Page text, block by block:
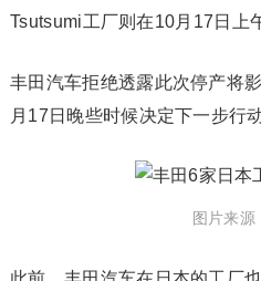
Tsutsumi工厂则在10月17日上
丰田汽车拒绝透露此次停产将
月17日晚些时候决定下一步行动
图片来源